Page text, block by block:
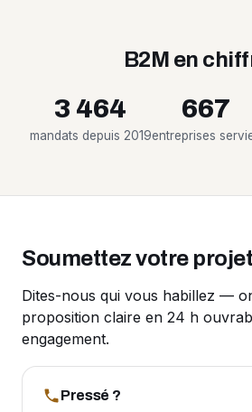
B2M en
3 464
mandats depuis 2019
667
entreprises
Soumettez votre projet
Dites-nous qui vous habillez —
proposition claire en 24 h
engagement.
Pressé ?